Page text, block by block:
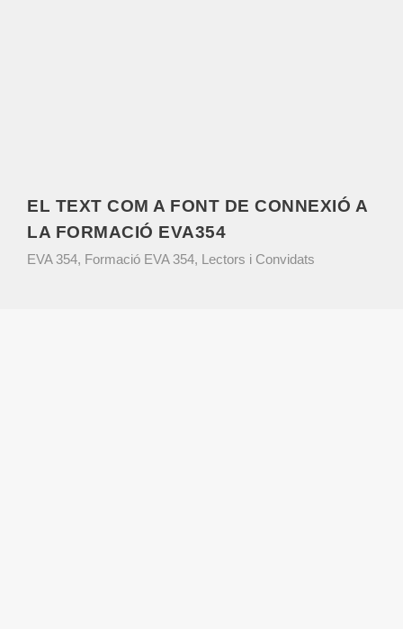
EL TEXT COM A FONT DE CONNEXIÓ A
LA FORMACIÓ EVA354
EVA 354, Formació EVA 354, Lectors i Convidats